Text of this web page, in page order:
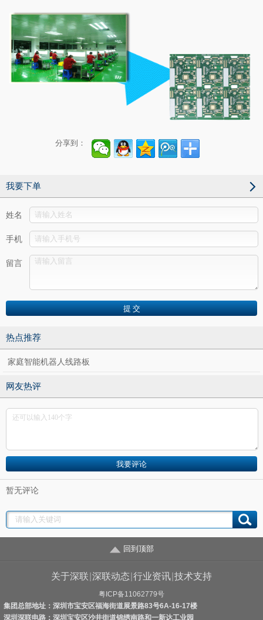
分享到：
我要下单
姓名
手机
留言
热点推荐
家庭智能机器人线路板
网友热评
暂无评论
回到顶部
关于深联 深联动态 行业资讯 技术支持
粤ICP备11062779号
集团总部地址：深圳市宝安区福海街道展景路83号6A-16-17楼
深圳深联电路：深圳宝安区沙井街道锦绣南路和一新达工业园